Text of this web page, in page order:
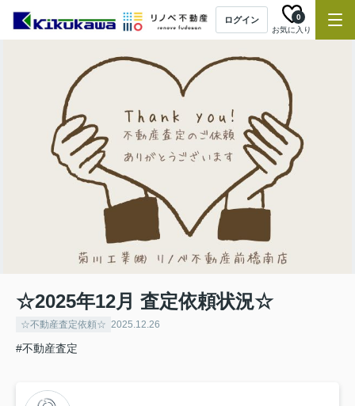
ログイン
お気に入り
0
☆2025年12月 査定依頼状況☆
☆不動産査定依頼☆ 2025.12.26
#不動産査定